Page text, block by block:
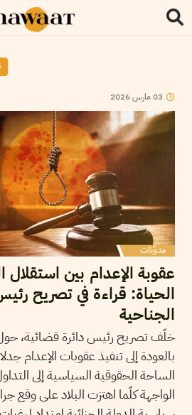
03مارس2026
عقوبة الإعدام بين
الحياة: قراءة في تصريح
الجناحية
خلّف تصريح رئيس دائرة قضائية،
بالعودة إلى تنفيذ عقوبات الإعدام
الساحة الحقوقية السياسية إلى
الواجهة كلّما اهتزت البلاد على وقع